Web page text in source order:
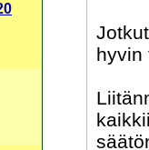
hyvin